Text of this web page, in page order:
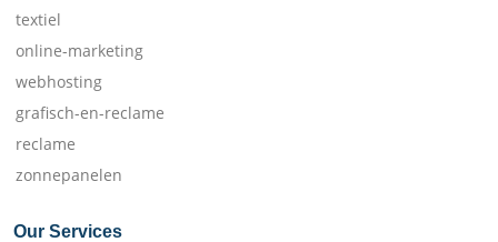
textiel
online-marketing
webhosting
grafisch-en-reclame
reclame
zonnepanelen
Our Services